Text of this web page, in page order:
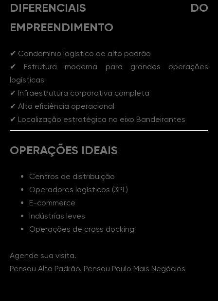
DIFERENCIAIS DO
EMPREENDIMENTO
✔ Condomínio logístico de alto padrão
✔ Estrutura moderna para grandes operações
logísticas
✔ Infraestrutura corporativa completa
✔ Alta eficiência operacional
✔ Localização estratégica no eixo Bandeirantes
OPERAÇÕES IDEAIS
Centros de distribuição
Operadores logísticos (3PL)
E-commerce
Indústrias leves
Operações de cross docking
Agende sua visita.
Pensou Alto Padrão. Pensou Paulo Mais Negócios